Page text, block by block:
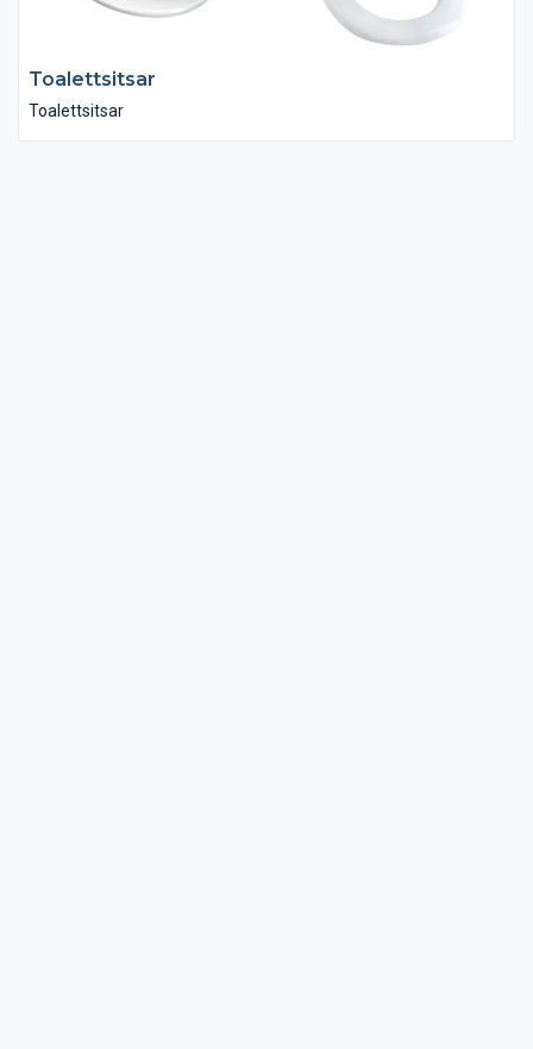
Toalettsitsar
Toalettsitsar